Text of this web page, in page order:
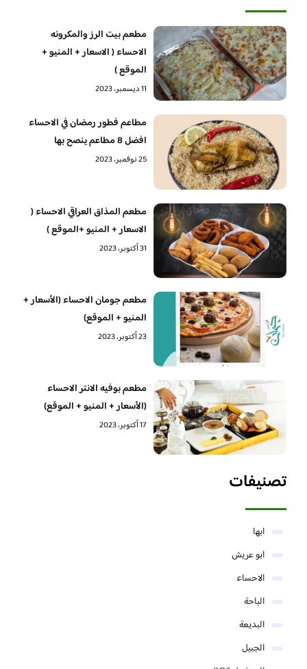
مطعم بيت الرز والمكرونه
الاحساء ( الاسعار + المنيو +
الموقع )
11 ديسمبر، 2023
مطاعم فطور رمضان في الاحساء
افضل 8 مطاعم ينصح بها
25 نوفمبر، 2023
مطعم المذاق العراقي الاحساء (
الاسعار + المنيو +الموقع )
31 أكتوبر، 2023
مطعم جومان الاحساء (الأسعار +
المنيو + الموقع)
23 أكتوبر، 2023
مطعم بوفيه الانتر الاحساء
(الأسعار + المنيو + الموقع)
17 أكتوبر، 2023
تصنيفات
ابها
ابو عريش
الاحساء
الباحة
البديعة
الجبيل